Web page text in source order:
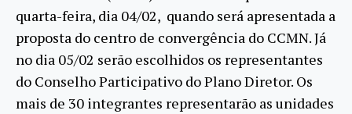
quarta-feira, dia 04/02, quando será apresentada a
proposta do centro de convergência do CCMN. Já
no dia 05/02 serão escolhidos os representantes
do Conselho Participativo do Plano Diretor. Os
mais de 30 integrantes representarão as unidades